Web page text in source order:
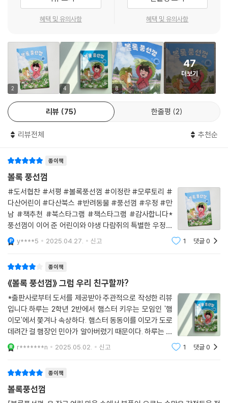
을 자러 들어가야 하거든요. 점점 줄어드는 풍선껌과 차가워지는 바람, 시
간의 흐름과 함께 이별의 시간도 자연스럽게 다가옵니다. 세 번의 만남 동
담담하게 받아들이려 애쓰지요. 이처럼 이 작품은 ‘만남과 헤어짐도 자연
의 일부’라는 것을 어린이의 눈높이에서 부드럽게 알려 줍니다. 겨울을 지
나면 봄이 오듯, 만났다가 헤어져도 다시 만나게 된다는 걸요.
하루와 볼록에게도 겨울잠에서 깨어날 포근하고 따듯한 봄이 또 찾아오지
않겠어요? 그 세 번의 만남과 씩씩한 이별에 대해 지금 들려주려고 해요.
혜택 및 유의사항 혜택 및 유의사항
2 4 8
47
더보기
리뷰 75 한줄평 2
리뷰전체 추천순
종이책
볼록 풍선껌
#도서협찬 #서평 #볼록풍선껌 #이정란 #모루토리 #
다산어린이 #다산북스 #반려동물 #풍선껌 #우정 #만
남 #책추천 #북스타그램 #책스타그램 #감사합니다*
풍선껌이 이어 준 어린이와 야생 다람쥐의 특별한 우정!*
숲에서 펼쳐지는 세 번의 만남과 씩씩한 헤어짐!*풍선껌
이 터질 때마다 속마음이 팡팡!*다람쥐 친구와의 우정을
어지는
y****5 2025.04.27. 신고 1 댓글0
종이책
《볼록 풍선껌》 그럼 우리 친구할까?
*출판사로부터 도서를 제공받아 주관적으로 작성한 리뷰
입니다.하루는 2학년 2반에서 햄스터 키우는 모임인 '햄
이모'에서 쫓겨나 속상하다. 햄스터 동동이를 이모가 도로
데려간 걸 햄장인 민아가 알아버렸기 때문이다. 하루는 집
에 가자마자 엄마에게 햄스터를 키우고 싶다고 졸랐지만,
엄마는 안 된다고만 한다. 속상한 마음에 집을 나왔는데
r*******n 2025.05.02. 신고 1 댓글0
종이책
볼록풍선껌